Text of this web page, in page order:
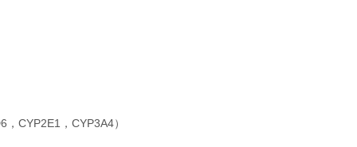
CYP2E1，CYP3A4）